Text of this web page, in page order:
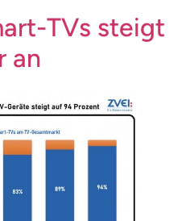
TVs steigt
an